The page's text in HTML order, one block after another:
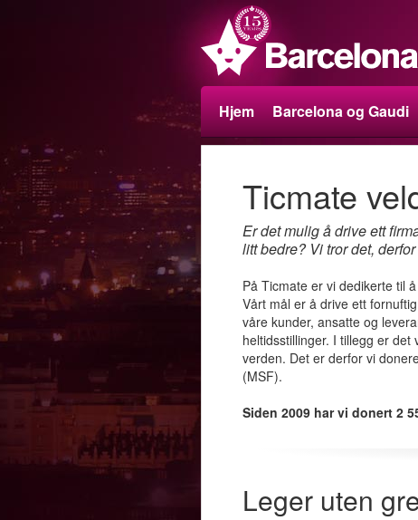
Hjem Barcelona og Gaudi
Ticmate
Er det mulig å drive ett
litt bedre? Vi tror det,
På Ticmate er vi dedikerte til
Vårt mål er å drive ett
våre kunder, ansatte og
heltidsstillinger. I tillegg er
verden. Det er derfor vi
(MSF).
Siden 2009 har vi donert 2
Leger uten